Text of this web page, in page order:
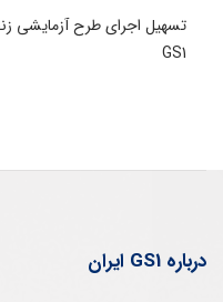
GS1
درباره GS1 ایران